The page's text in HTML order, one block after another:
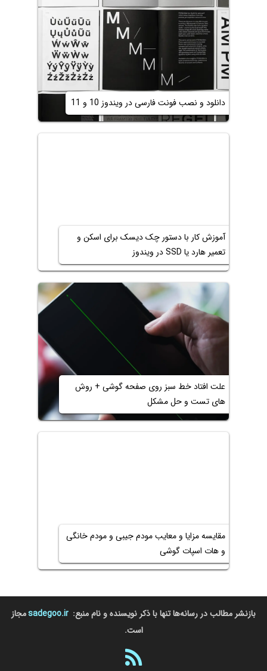
دانلود و نصب فونت فارسی در ویندوز 10 و 11
آموزش کار با دستور چک دیسک برای اسکن و
تعمیر هارد یا SSD در ویندوز
علت افتاد خط سبز روی صفحه گوشی + روش
های تست و حل مشکل
مقایسه مزایا و معایب مودم جیبی و مودم خانگی
و هات اسپات گوشی
بازنشر مطالب در رسانه‌ها تنها با ذکر نویسنده و نام منبع: sadegoo.irمجاز
است.